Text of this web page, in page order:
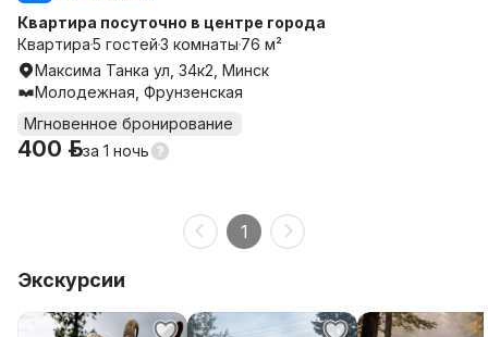
Квартира посуточно в центре города
Квартира5 гостей3 комнаты 76 м²
Максима Танка ул, 34к2, Минск
Молодежная, Фрунзенская
Мгновенное бронирование
400 р.за 1 ночь
1
Экскурсии